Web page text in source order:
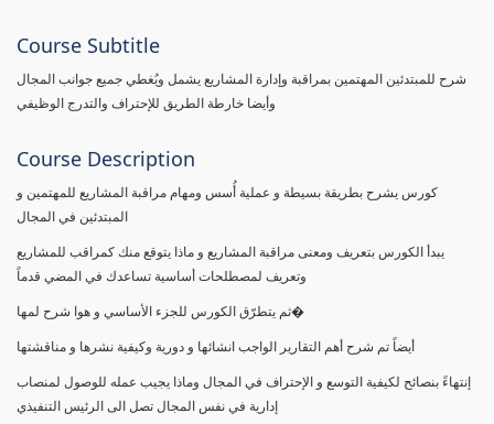
Course Subtitle
شرح للمبتدئين المهتمين بمراقبة وإدارة المشاريع يشمل ويُغطي جميع جوانب المجال
وأيضا خارطة الطريق للإحتراف والتدرج الوظيفي
Course Description
كورس يشرح بطريقة بسيطة و عملية أُسس ومهام مراقبة المشاريع للمهتمين و
المبتدئين في المجال
يبدأ الكورس بتعريف ومعنى مراقبة المشاريع و ماذا يتوقع منك كمراقب للمشاريع
وتعريف لمصطلحات أساسية تساعدك في المضي قدماً
ثم يتطرّق الكورس للجزء الأساسي و هوا شرح لمها�
أيضاً تم شرح أهم التقارير الواجب انشائها و دورية وكيفية نشرها و مناقشتها
إنتهاءً بنصائح لكيفية التوسع و الإحتراف في المجال وماذا يجيب عمله للوصول لمنصاب
إدارية في نفس المجال تصل الى الرئيس التنفيذي